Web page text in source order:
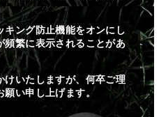
キング防止機能をオンにし
頻繁に表示されることがあ
けいたしますが、何卒ご理
願い申し上げます。